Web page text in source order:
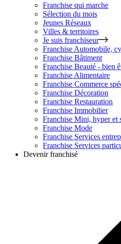
Franchise qui marche
Sélection du mois
Jeunes Réseaux
Villes & territoires
Je suis franchiseur
Franchise Automobile,
Franchise Bâtiment
Franchise Beauté - bien
Franchise Alimentaire
Franchise Commerce
Franchise Décoration
Franchise Restauration
Franchise Immobilier
Franchise Mini, hyper et
Franchise Mode
Franchise Services
Franchise Services
Devenir franchisé